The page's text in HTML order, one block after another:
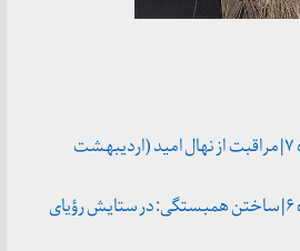
دفترهای بنیاد | شماره ۷ | مراقبت از نهال امید (اردیبهشت
دفترهای بنیاد | شماره ۶ | ساختن همبستگی: در ستایش رؤیای